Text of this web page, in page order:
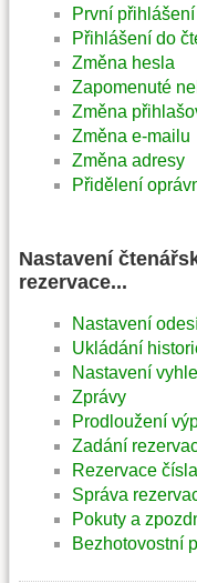
První přihlášení
Přihlášení do
Změna hesla
Zapomenuté
Změna
Změna e-mailu
Změna adresy
Přidělení
Nastavení
rezervace...
Nastavení
Ukládání
Nastavení
Zprávy
Prodloužení
Zadání
Rezervace
Správa
Pokuty a
Bezhotovostní